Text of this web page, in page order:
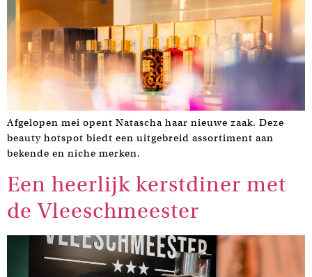
Afgelopen mei opent Natascha haar nieuwe zaak. Deze
beauty hotspot biedt een uitgebreid assortiment aan
bekende en niche merken.
Een heerlijk kerstdiner met
de Vleeschmeester